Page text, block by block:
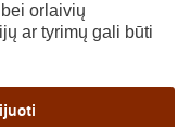
orlaivių
ar tyrimų gali būti